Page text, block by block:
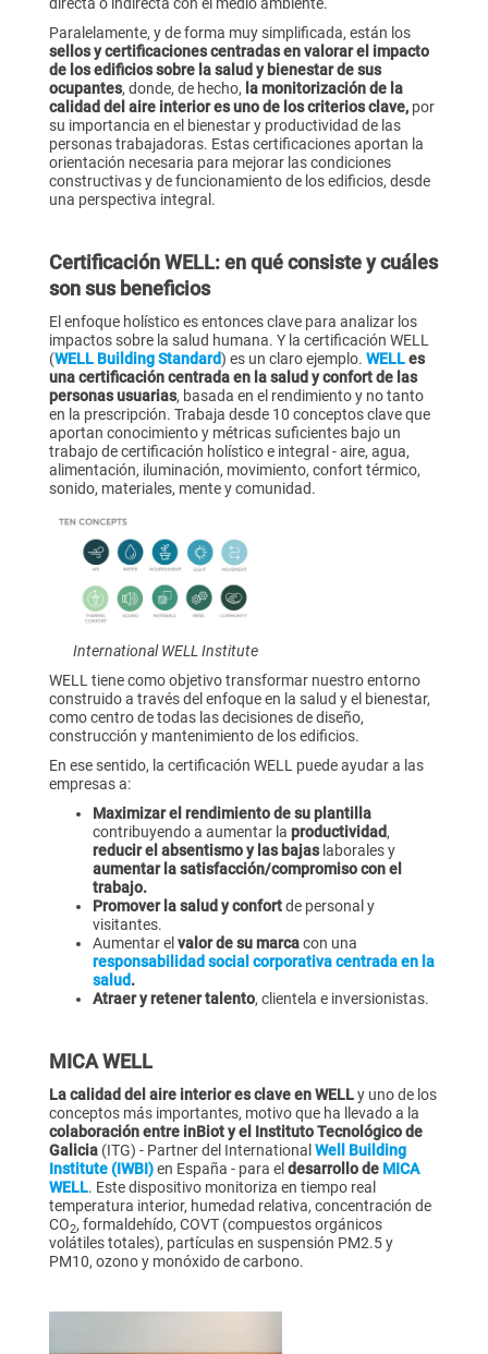
directa o indirecta con el medio ambiente.
Paralelamente, y de forma muy simplificada, están los
sellos y certificaciones centradas en valorar el impacto
de los edificios sobre la salud y bienestar de sus
ocupantes, donde, de hecho, la monitorización de la
calidad del aire interior es uno de los criterios clave, por
su importancia en el bienestar y productividad de las
personas trabajadoras. Estas certificaciones aportan la
orientación necesaria para mejorar las condiciones
constructivas y de funcionamiento de los edificios, desde
una perspectiva integral.
Certificación WELL: en qué consiste y cuáles
son sus beneficios
El enfoque holístico es entonces clave para analizar los
impactos sobre la salud humana. Y la certificación WELL
(WELL Building Standard) es un claro ejemplo. WELLes
una certificación centrada en la salud y confort de las
personas usuarias, basada en el rendimiento y no tanto
en la prescripción. Trabaja desde 10 conceptos clave que
aportan conocimiento y métricas suficientes bajo un
trabajo de certificación holístico e integral - aire, agua,
alimentación, iluminación, movimiento, confort térmico,
sonido, materiales, mente y comunidad.
International WELL Institute
WELL tiene como objetivo transformar nuestro entorno
construido a través del enfoque en la salud y el bienestar,
como centro de todas las decisiones de diseño,
construcción y mantenimiento de los edificios.
En ese sentido, la certificación WELL puede ayudar a las
empresas a:
Maximizar el rendimiento de su plantilla
contribuyendo a aumentar la productividad,
reducir el absentismo y las bajaslaborales y
aumentar la satisfacción/compromiso con el
trabajo.
Promover la salud y confortde personal y
visitantes.
Aumentar el valor de su marcacon una
responsabilidad social corporativa centrada en la
salud.
Atraer y retener talento, clientela e inversionistas.
MICA WELL
La calidad del aire interior es clave en WELLy uno de los
conceptos más importantes, motivo que ha llevado a la
colaboración entre inBiot y el Instituto Tecnológico de
Galicia(ITG) - Partner del International Well Building
Institute (IWBI)en España - para el desarrollo de MICA
WELL. Este dispositivo monitoriza en tiempo real
temperatura interior, humedad relativa, concentración de
CO2, formaldehído, COVT (compuestos orgánicos
volátiles totales), partículas en suspensión PM2.5 y
PM10, ozono y monóxido de carbono.